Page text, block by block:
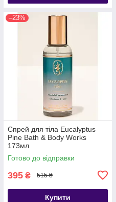
–23%
Спрей для тіла Eucalyptus
Pine Bath & Body Works
173мл
Готово до відправки
395 ₴ 515 ₴
Купити